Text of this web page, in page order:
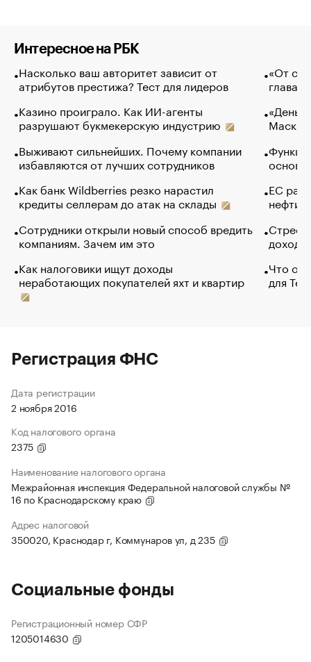
Интересное на РБК
Насколько ваш авторитет зависит от
атрибутов престижа? Тест для лидеров
Казино проиграло. Как ИИ-агенты
разрушают букмекерскую индустрию
Выживают сильнейших. Почему компании
избавляются от лучших сотрудников
Как банк Wildberries резко нарастил
кредиты селлерам до атак на склады
Сотрудники открыли новый способ вредить
компаниям. Зачем им это
Как налоговики ищут доходы
неработающих покупателей яхт и квартир
«От
глава
Маск в
основ
ЕС
нефти
Что
для
Регистрация ФНС
Дата регистрации
2 ноября 2016
Код налогового органа
2375
Наименование налогового органа
Межрайонная инспекция Федеральной налоговой службы №
16 по Краснодарскому краю
Адрес налоговой
350020, Краснодар г, Коммунаров ул, д 235
Социальные фонды
Регистрационный номер СФР
1205014630